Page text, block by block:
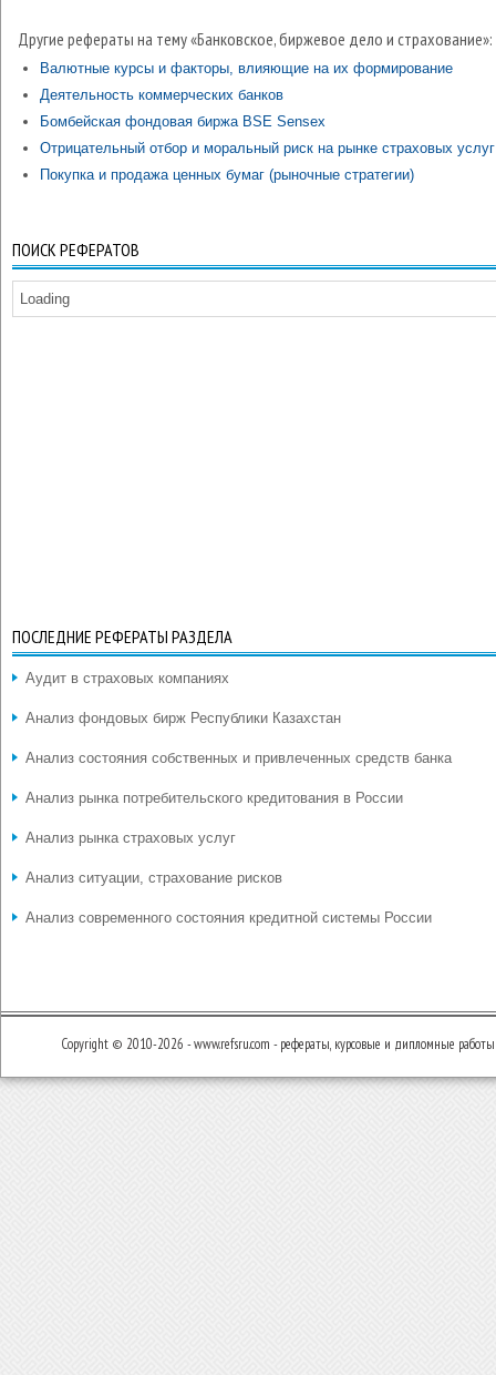
Другие рефераты на тему «Банковское, биржевое дело и страхование»:
Валютные курсы и факторы, влияющие на их формирование
Деятельность коммерческих банков
Бомбейская фондовая биржа BSE Sensex
Отрицательный отбор и моральный риск на рынке страховых услуг
Покупка и продажа ценных бумаг (рыночные стратегии)
ПОИСК РЕФЕРАТОВ
Loading
ПОСЛЕДНИЕ РЕФЕРАТЫ РАЗДЕЛА
Аудит в страховых компаниях
Анализ фондовых бирж Республики Казахстан
Анализ состояния собственных и привлеченных средств банка
Анализ рынка потребительского кредитования в России
Анализ рынка страховых услуг
Анализ ситуации, страхование рисков
Анализ современного состояния кредитной системы России
Copyright © 2010-2026 - www.refsru.com - рефераты, курсовые и дипломные работы